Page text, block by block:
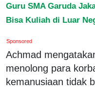
Guru SMA Garuda
Bisa Kuliah di Luar
Sponsored
Achmad
menolong para
kemanusiaan tidak